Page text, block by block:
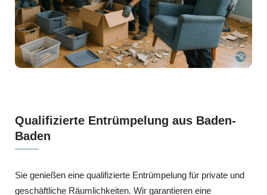
Qualifizierte Entrümpelung aus Baden-
Baden
Sie genießen eine qualifizierte Entrümpelung für private und
geschäftliche Räumlichkeiten. Wir garantieren eine